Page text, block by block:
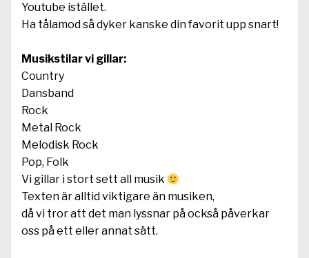
Youtube istället.
Ha tålamod så dyker kanske din favorit upp snart!
Musikstilar vi gillar:
Country
Dansband
Rock
Metal Rock
Melodisk Rock
Pop, Folk
Vi gillar i stort sett all musik
Texten är alltid viktigare än musiken,
då vi tror att det man lyssnar på också påverkar
oss på ett eller annat sätt.